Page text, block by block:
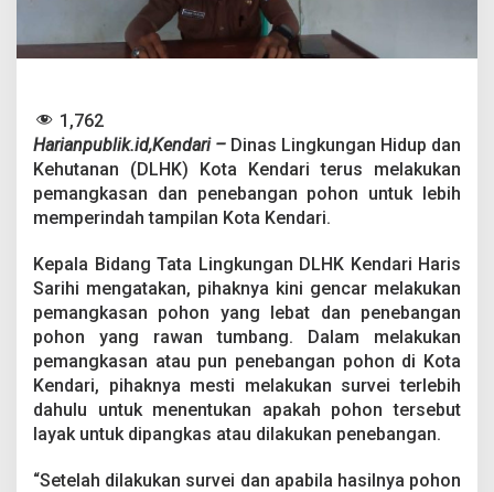
o
t
H
K
e
n
a
r
G
e
n
c
a
P
n
1,762
Harianpublik.id,Kendari – Dinas Lingkungan Hidup dan
Kehutanan (DLHK) Kota Kendari terus melakukan
pemangkasan dan penebangan pohon untuk lebih
memperindah tampilan Kota Kendari.
Kepala Bidang Tata Lingkungan DLHK Kendari Haris
Sarihi mengatakan, pihaknya kini gencar melakukan
pemangkasan pohon yang lebat dan penebangan
pohon yang rawan tumbang. Dalam melakukan
pemangkasan atau pun penebangan pohon di Kota
Kendari, pihaknya mesti melakukan survei terlebih
dahulu untuk menentukan apakah pohon tersebut
layak untuk dipangkas atau dilakukan penebangan.
“Setelah dilakukan survei dan apabila hasilnya pohon